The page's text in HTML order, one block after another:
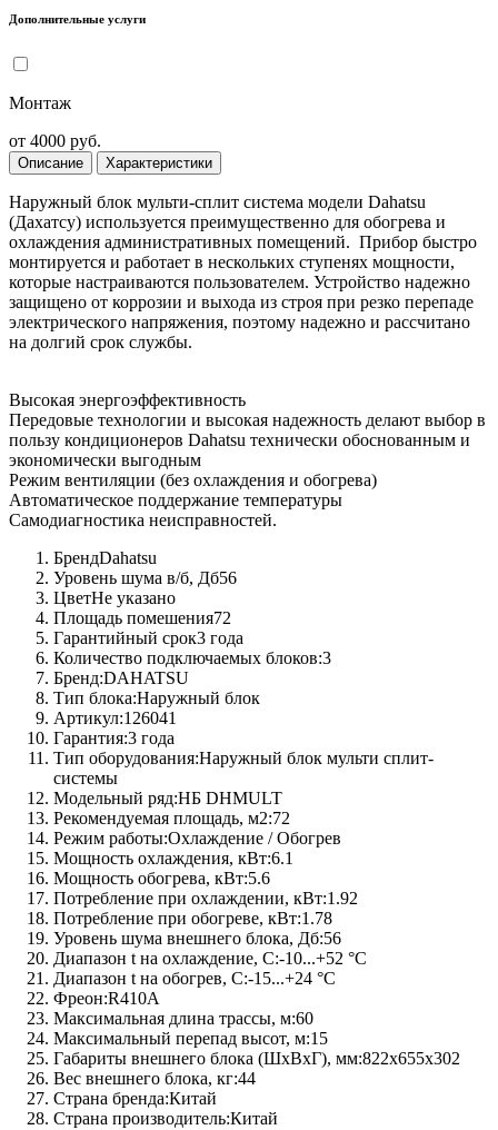
Дополнительные услуги
Монтаж
от 4000 руб.
Описание Характеристики
Наружный блок мульти-сплит система модели Dahatsu
(Дахатсу) используется преимущественно для обогрева и
охлаждения административных помещений. Прибор быстро
монтируется и работает в нескольких ступенях мощности,
которые настраиваются пользователем. Устройство надежно
защищено от коррозии и выхода из строя при резко перепаде
электрического напряжения, поэтому надежно и рассчитано
на долгий срок службы.
Высокая энергоэффективность
Передовые технологии и высокая надежность делают выбор в
пользу кондиционеров Dahatsu технически обоснованным и
экономически выгодным
Режим вентиляции (без охлаждения и обогрева)
Автоматическое поддержание температуры
Самодиагностика неисправностей.
БрендDahatsu
Уровень шума в/б, Дб56
ЦветНе указано
Площадь помешения72
Гарантийный срок3 года
Количество подключаемых блоков:3
Бренд:DAHATSU
Тип блока:Наружный блок
Артикул:126041
Гарантия:3 года
Тип оборудования:Наружный блок мульти сплит-
системы
Модельный ряд:НБ DHMULT
Рекомендуемая площадь, м2:72
Режим работы:Охлаждение / Обогрев
Мощность охлаждения, кВт:6.1
Мощность обогрева, кВт:5.6
Потребление при охлаждении, кВт:1.92
Потребление при обогреве, кВт:1.78
Уровень шума внешнего блока, Дб:56
Диапазон t на охлаждение, C:-10...+52 °C
Диапазон t на обогрев, C:-15...+24 °C
Фреон:R410A
Максимальная длина трассы, м:60
Максимальный перепад высот, м:15
Габариты внешнего блока (ШхВхГ), мм:822х655х302
Вес внешнего блока, кг:44
Страна бренда:Китай
Страна производитель:Китай